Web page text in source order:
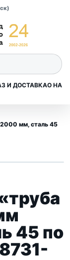
И ДОСТАВКАО НАС
мм, сталь 45
45 по